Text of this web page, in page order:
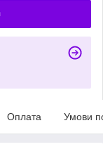
Оплата Умови